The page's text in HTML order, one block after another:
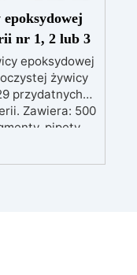
nr 1, 2 lub 3
epoksydowej
żywicy
przydatnych
Zawiera: 500
pipety,
epoksydowej